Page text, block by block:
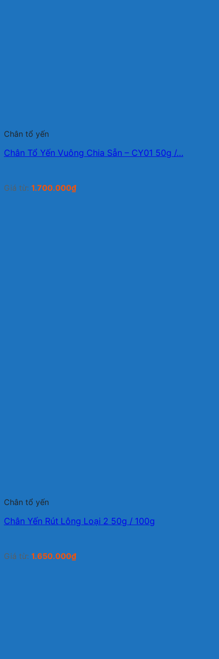
Chân tổ yến
Chân Tổ Yến Vuông Chia Sẵn – CY01 50g /…
Giá từ: 1.700.000₫
Chân tổ yến
Chân Yến Rút Lông Loại 2 50g / 100g
Giá từ: 1.650.000₫